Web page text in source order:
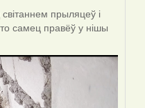
прыляцеў і
самец правёў у нішы